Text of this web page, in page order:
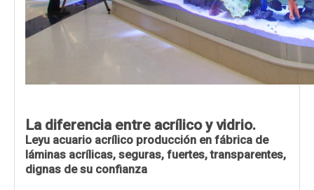
La diferencia entre acrílico y vidrio.
Leyu acuario acrílico producción en fábrica de
láminas acrílicas, seguras, fuertes, transparentes,
dignas de su confianza